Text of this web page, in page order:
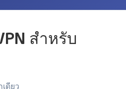
สำหรับ
ดียว